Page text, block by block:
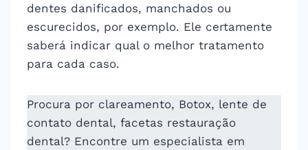
dentes danificados, manchados ou
escurecidos, por exemplo. Ele certamente
saberá indicar qual o melhor tratamento
para cada caso.
Procura por clareamento, Botox, lente de
contato dental, facetas restauração
dental? Encontre um especialista em